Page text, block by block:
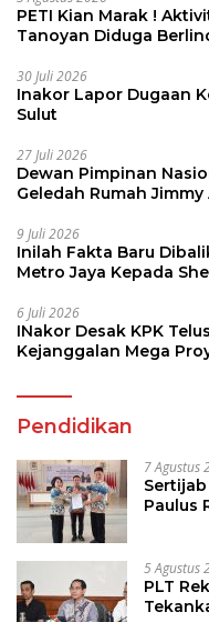
PETI Kian Marak !
Tanoyan Diduga
30 Juli 2026
Inakor Lapor Dugaan
Sulut
27 Juli 2026
Dewan Pimpinan
Geledah Rumah Jimmy
9 Juli 2026
Inilah Fakta Baru
Metro Jaya Kepada
6 Juli 2026
INakor Desak KPK
Kejanggalan Mega
Pendidikan
7 Agustus
Paulus
5 Agustus
PLT